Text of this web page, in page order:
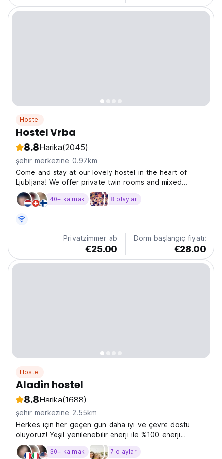
Hostel
Hostel Vrba
8.8Harika(2045)
şehir merkezine 0.97km
Come and stay at our lovely hostel in the heart of
Ljubljana! We offer private twin rooms and mixed
dormitories with shared bathrooms. We can help you
discover Ljubljana and other cities in Slovenia. Hostel
40+ kalmak 8 olaylar
Privatzimmer ab
€25.00
Dorm başlangıç fiyatı:
€28.00
Hostel
Aladin hostel
8.8Harika(1688)
şehir merkezine 2.55km
Herkes için her geçen gün daha iyi ve çevre dostu
oluyoruz! Yeşil yenilenebilir enerji ile %100 enerji
kendine yeten şehrin İLK olmasa da ilk pansiyonlarından
biri olduğumuzu söylemekten gurur duyuyoruz :) Aladin
30+ kalmak 7 olaylar